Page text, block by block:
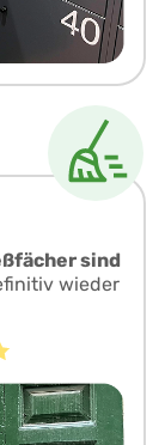
sind
wieder